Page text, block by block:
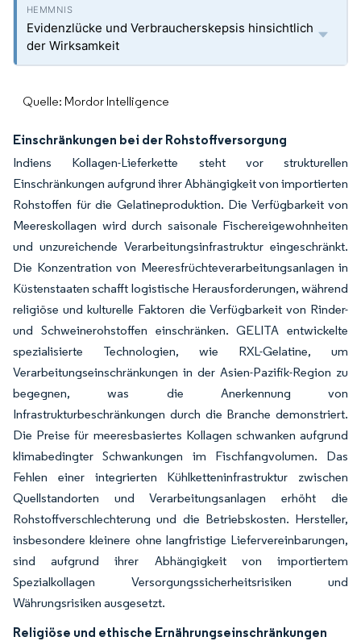
Evidenzlücke und Verbraucherskepsis hinsichtlich
der Wirksamkeit
Quelle: Mordor Intelligence
Einschränkungen bei der Rohstoffversorgung
Indiens Kollagen-Lieferkette steht vor strukturellen
Einschränkungen aufgrund ihrer Abhängigkeit von importierten
Rohstoffen für die Gelatineproduktion. Die Verfügbarkeit von
Meereskollagen wird durch saisonale Fischereigewohnheiten
und unzureichende Verarbeitungsinfrastruktur eingeschränkt.
Die Konzentration von Meeresfrüchteverarbeitungsanlagen in
Küstenstaaten schafft logistische Herausforderungen, während
religiöse und kulturelle Faktoren die Verfügbarkeit von Rinder-
und Schweinerohstoffen einschränken. GELITA entwickelte
spezialisierte Technologien, wie RXL-Gelatine, um
Verarbeitungseinschränkungen in der Asien-Pazifik-Region zu
begegnen, was die Anerkennung von
Infrastrukturbeschränkungen durch die Branche demonstriert.
Die Preise für meeresbasiertes Kollagen schwanken aufgrund
klimabedingter Schwankungen im Fischfangvolumen. Das
Fehlen einer integrierten Kühlketteninfrastruktur zwischen
Quellstandorten und Verarbeitungsanlagen erhöht die
Rohstoffverschlechterung und die Betriebskosten. Hersteller,
insbesondere kleinere ohne langfristige Liefervereinbarungen,
sind aufgrund ihrer Abhängigkeit von importiertem
Spezialkollagen Versorgungssicherheitsrisiken und
Währungsrisiken ausgesetzt.
Religiöse und ethische Ernährungseinschränkungen